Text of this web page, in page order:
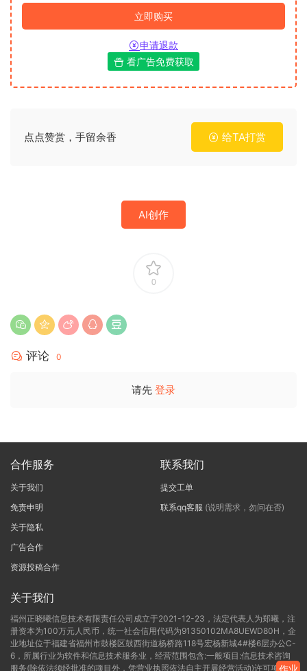
立即购买
申请退款
看广告免费获取
点点赞赏，手留余香 给TA打赏
AI创作
0
评论 0
请先 登录
合作服务
关于我们
免责申明
关于隐私
广告合作
资源投稿合作
联系我们
提交工单
联系qq客服 (说明需求，勿问在否)
关于我们
福州正晓曦信息技术有限责任公司成立于2021-12-23，法定代表人为郑曦，注
册资本为100万元人民币，统一社会信用代码为91350102MA8UEWD80H，企
业地址位于福建省福州市鼓楼区鼓西街道杨桥路118号宏杨新城4#楼6层办公C-
6，所属行业为软件和信息技术服务业，经营范围包含:一般项目:信息技术咨询
服务(除依法须经批准的项目外，凭营业执照依法自主开展经营活动)许可项目:作业